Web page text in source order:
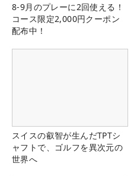
8-9月のプレーに2回使える！
コース限定2,000円クーポン
配布中！
スイスの叡智が生んだTPTシ
ャフトで、ゴルフを異次元の
世界へ